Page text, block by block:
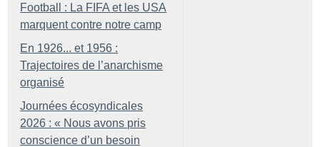
Football : La FIFA et les USA
marquent contre notre camp
En 1926... et 1956 :
Trajectoires de l’anarchisme
organisé
Journées écosyndicales
2026 : « Nous avons pris
conscience d’un besoin